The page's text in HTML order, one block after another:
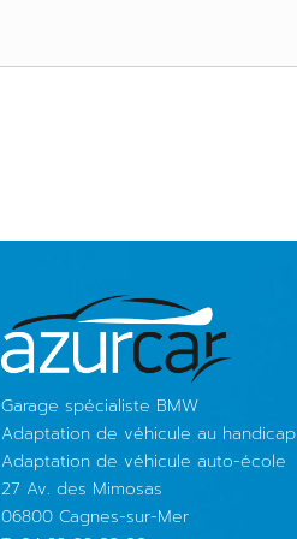
Garage spécialiste BMW
Adaptation de véhicule au handicap
Adaptation de véhicule auto-école
27 Av. des Mimosas
06800 Cagnes-sur-Mer